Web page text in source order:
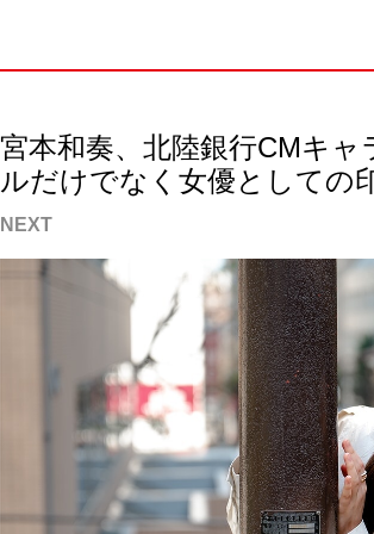
宮本和奏、北陸銀行CMキ
ルだけでなく女優としての
NEXT